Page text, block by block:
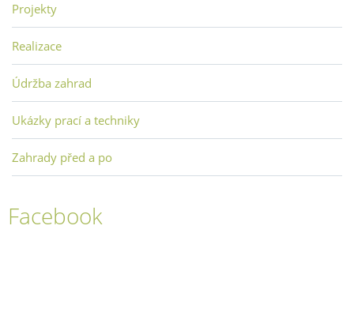
Projekty
Realizace
Údržba zahrad
Ukázky prací a techniky
Zahrady před a po
Facebook